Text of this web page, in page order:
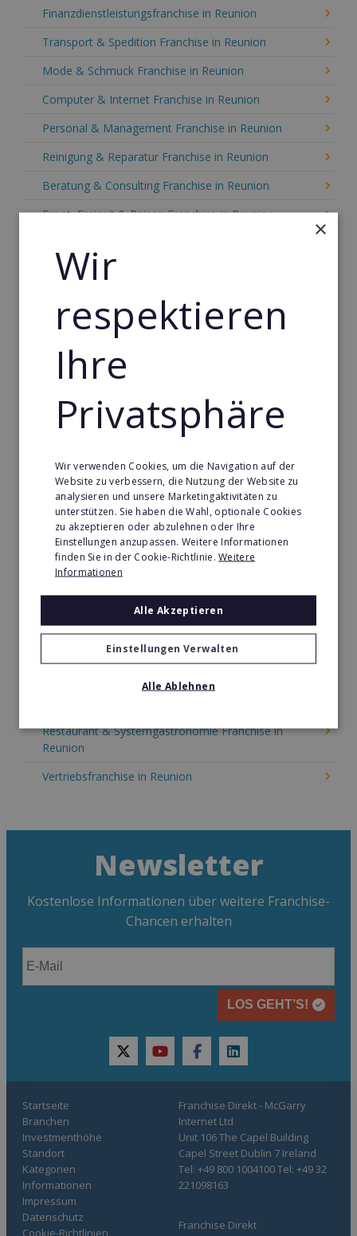
Finanzdienstleistungsfranchise in Reunion
Transport & Spedition Franchise in Reunion
Mode & Schmuck Franchise in Reunion
Computer & Internet Franchise in Reunion
Personal & Management Franchise in Reunion
Reinigung & Reparatur Franchise in Reunion
Beratung & Consulting Franchise in Reunion
Event, Freizeit & Reisen Franchise in Reunion
Gebäude & Haustechnik Franchise in Reunion
Handwerk Franchise in Reunion
Dienstleistungsfranchise in Reunion
Telekommunikation Franchise in Reunion
Sport Franchise in Reunion
Tier- & Zoobedarf Franchise in Reunion
Immobilien Franchise in Reunion
Kinder & Erziehung Franchise in Reunion
Kosmetik Franchise in Reunion
Medien & Werbung Franchise in Reunion
Möbel & Einrichtung Franchise in Reunion
Restaurant & Systemgastronomie Franchise in
Reunion
Vertriebsfranchise in Reunion
Newsletter
Kostenlose Informationen über weitere Franchise-
Chancen erhalten
LOS GEHT’S!
twitteryoutubefacebooklinkedin
Startseite
Branchen
Investmenthöhe
Standort
Kategorien
Informationen
Franchise Direkt
Impressum
Datenschutz
Cookie-Richtlinien
Franchise Direkt - McGarry
Internet Ltd
Unit 106 The Capel Building
Capel Street Dublin 7 Ireland
Tel: +49 800 1004100 Tel: +49 32
221098163
×
Wir
respektieren
Ihre
Privatsphäre
Wir verwenden Cookies, um die Navigation auf der
Website zu verbessern, die Nutzung der Website zu
analysieren und unsere Marketingaktivitäten zu
unterstützen. Sie haben die Wahl, optionale Cookies
zu akzeptieren oder abzulehnen oder Ihre
Einstellungen anzupassen. Weitere Informationen
finden Sie in der Cookie-Richtlinie.Weitere
Informationen
Alle Akzeptieren
Einstellungen Verwalten
Alle Ablehnen